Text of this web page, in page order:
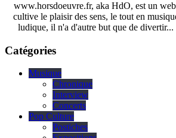
www.horsdoeuvre.fr, aka HdO, est un
cultive le plaisir des sens, le tout en
ludique, il n'a d'autre but que de divertir...
Catégories
Musique
Chronique
Interview
Concerts
Pop Culture
Postiches